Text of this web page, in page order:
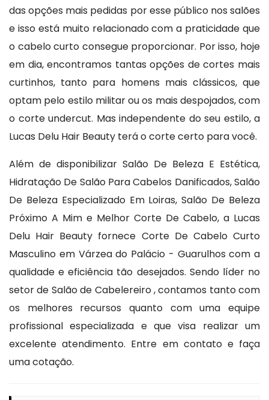
das opções mais pedidas por esse público nos salões
e isso está muito relacionado com a praticidade que
o cabelo curto consegue proporcionar. Por isso, hoje
em dia, encontramos tantas opções de cortes mais
curtinhos, tanto para homens mais clássicos, que
optam pelo estilo militar ou os mais despojados, com
o corte undercut. Mas independente do seu estilo, a
Lucas Delu Hair Beauty terá o corte certo para você.
Além de disponibilizar Salão De Beleza E Estética,
Hidratação De Salão Para Cabelos Danificados, Salão
De Beleza Especializado Em Loiras, Salão De Beleza
Próximo A Mim e Melhor Corte De Cabelo, a Lucas
Delu Hair Beauty fornece Corte De Cabelo Curto
Masculino em Várzea do Palácio - Guarulhos com a
qualidade e eficiência tão desejados. Sendo líder no
setor de Salão de Cabelereiro , contamos tanto com
os melhores recursos quanto com uma equipe
profissional especializada e que visa realizar um
excelente atendimento. Entre em contato e faça
uma cotação.